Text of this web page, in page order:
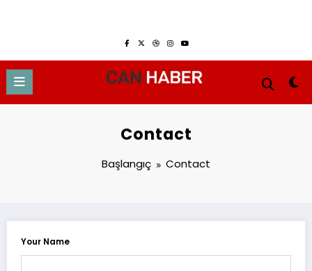
Contact
Başlangıç Contact
Your Name